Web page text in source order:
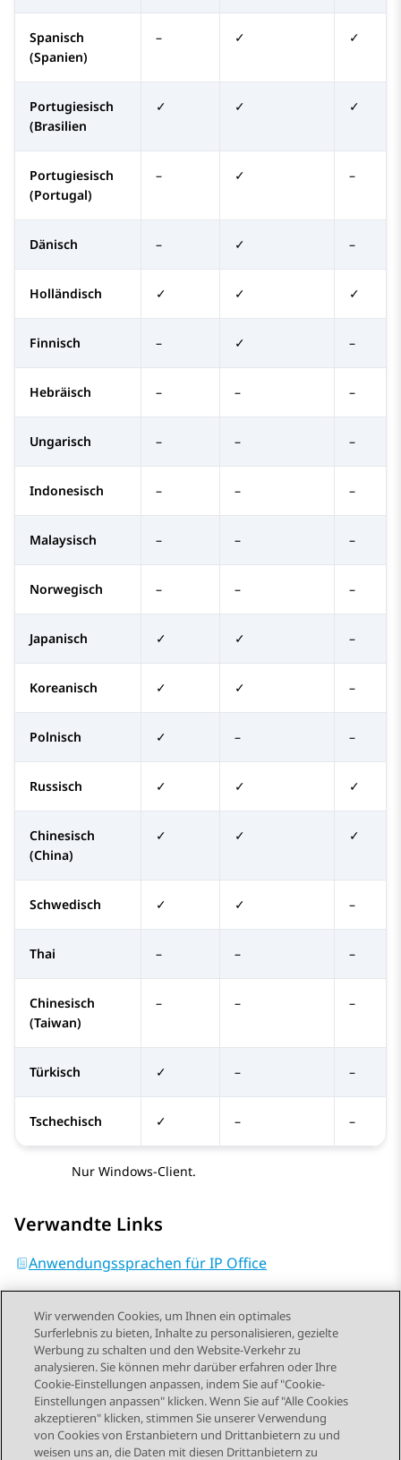
Spanisch
(Spanien)
– ✓ ✓
Portugiesisch
(Brasilien
✓ ✓ ✓
Portugiesisch
(Portugal)
– ✓ –
Dänisch – ✓ –
Holländisch ✓ ✓ ✓
Finnisch – ✓ –
Hebräisch – – –
Ungarisch – – –
Indonesisch – – –
Malaysisch – – –
Norwegisch – – –
Japanisch ✓ ✓ –
Koreanisch ✓ ✓ –
Polnisch ✓ – –
Russisch ✓ ✓ ✓
Chinesisch
(China)
✓ ✓ ✓
Schwedisch ✓ ✓ –
Thai – – –
Chinesisch
(Taiwan)
– – –
Türkisch ✓ – –
Tschechisch ✓ – –
Nur Windows-Client.
Verwandte Links
Anwendungssprachen für IP Office
Send Feedback
Vorheriges Thema Nächstes Thema
Wir verwenden Cookies, um Ihnen ein optimales
Surferlebnis zu bieten, Inhalte zu personalisieren, gezielte
Werbung zu schalten und den Website-Verkehr zu
analysieren. Sie können mehr darüber erfahren oder Ihre
Cookie-Einstellungen anpassen, indem Sie auf "Cookie-
Einstellungen anpassen" klicken. Wenn Sie auf "Alle Cookies
akzeptieren" klicken, stimmen Sie unserer Verwendung
von Cookies von Erstanbietern und Drittanbietern zu und
weisen uns an, die Daten mit diesen Drittanbietern zu